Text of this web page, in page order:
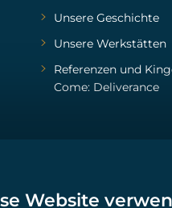
Unsere Geschichte
Unsere Werkstätten
Referenzenund
Come: Deliverance
Website